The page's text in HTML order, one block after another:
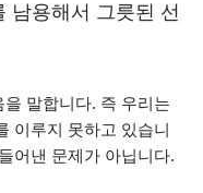
남용해서 그릇된 선
말합니다. 즉 우리는
이루지 못하고 있습니
어낸 문제가 아닙니다.